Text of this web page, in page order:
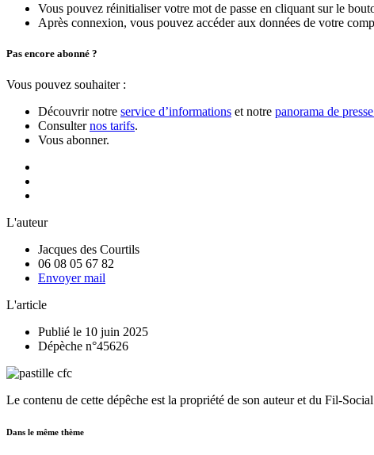
Vous pouvez réinitialiser votre mot de passe en cliquant sur le
Après connexion, vous pouvez accéder aux données de votre
Pas encore abonné ?
Vous pouvez souhaiter :
Découvrir notre service d’informations et notre panorama de
Consulternos tarifs.
Vous abonner.
L'auteur
Jacques des Courtils
06 08 05 67 82
Envoyer mail
L'article
Publié le 10 juin 2025
Dépèche n°45626
Le contenu de cette dépêche est la propriété de son auteur et du Fil-
Dans le même thème